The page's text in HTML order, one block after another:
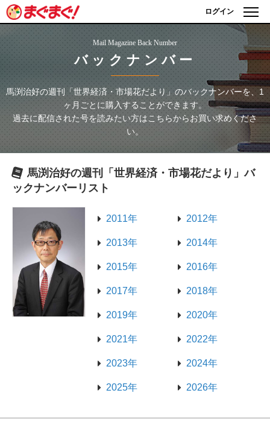
ログイン
Mail Magazine Back Number
バックナンバー
馬渕治好の週刊「世界経済・市場花だより」 のバックナンバーを、1
ヶ月ごとに購入することができます。
過去に配信された号を読みたい方はこちらからお買い求めくださ
い。
馬渕治好の週刊「世界経済・市場花だより」バ
ックナンバーリスト
2011年 2012年
2013年 2014年
2015年 2016年
2017年 2018年
2019年 2020年
2021年 2022年
2023年 2024年
2025年 2026年